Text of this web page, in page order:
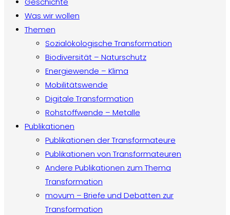
Was wir wollen
Themen
Sozialökologische Transformation
Biodiversität – Naturschutz
Energiewende – Klima
Mobilitätswende
Digitale Transformation
Rohstoffwende – Metalle
Publikationen
Publikationen der Transformateure
Publikationen von Transformateuren
Andere Publikationen zum Thema
Transformation
movum – Briefe und Debatten zur
Transformation